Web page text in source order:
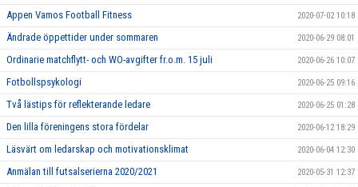
Appen Vamos Football Fitness 2020-07-02 10:18
Ändrade öppettider under sommaren 2020-06-29 08:01
Ordinarie matchflytt- och WO-avgifter fr.o.m. 15 juli 2020-06-26 10:07
Fotbollspsykologi 2020-06-25 09:16
Två lästips för reflekterande ledare 2020-06-25 01:28
Den lilla föreningens stora fördelar 2020-06-12 18:29
Läsvärt om ledarskap och motivationsklimat 2020-06-04 12:30
Anmälan till futsalserierna 2020/2021 2020-05-31 12:37